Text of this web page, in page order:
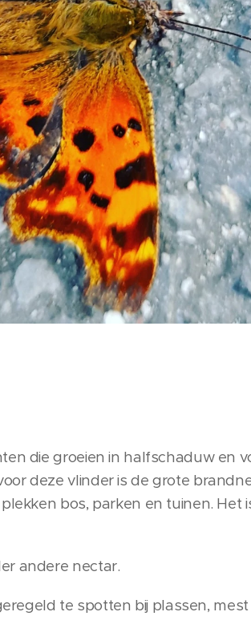
die groeien in halfschaduw en
deze vlinder is de grote
bos, parken en tuinen. Het
andere nectar.
te spotten bij plassen,